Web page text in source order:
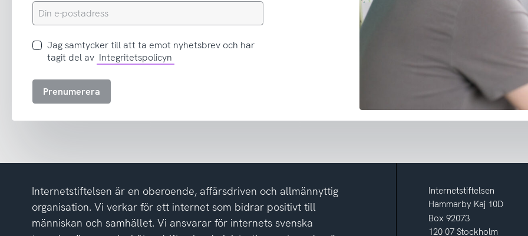
Din
e-
Jag
samtycker
att
nyhetsbrev
tagit
av
integritetspolicyn
Jag samtycker till att ta emot nyhetsbrev och har
tagit del av Integritetspolicyn
Prenumerera
Internetstiftelsen är en oberoende, affärsdriven och allmännyttig
organisation. Vi verkar för ett internet som bidrar positivt till
människan och samhället. Vi ansvarar för internets svenska
Internetstiftelsen
Hammarby Kaj 10D
Box 92073
120 07 Stockholm